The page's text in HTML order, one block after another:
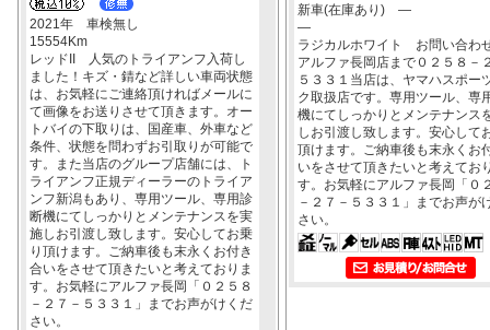
2021年 車検無し
15554Km
レッドII 人気のトライアンフ入荷し
ました！キズ・錆など詳しい車両状態
は、お気軽にご連絡頂ければメールに
て画像をお送りさせて頂きます。オー
トバイの下取りは、国産車、外車など
条件、状態を問わずお引取りが可能で
す。また当店のグループ店舗には、ト
ライアンフ正規ディーラーのトライア
ンフ新潟もあり、専用ツール、専用診
断機にてしっかりとメンテナンスを実
施しお引渡し致します。安心してお乗
り頂けます。ご納車後も末永くお付き
合いをさせて頂きたいと考えておりま
す。お気軽にアルファ長岡「０２５８
－２７－５３３１」までお声がけくだ
さい。
新車(在庫あり) ―
―
ラジカルホワイト お問い合わ
アルファ長岡店まで０２５８－
５３３１当店は、ヤマハスポー
ク取扱店です。専用ツール、専
機にてしっかりとメンテナンス
しお引渡し致します。安心して
頂けます。ご納車後も末永くお
いをさせて頂きたいと考えてお
す。お気軽にアルファ長岡「０
－２７－５３３１」までお声が
さい。